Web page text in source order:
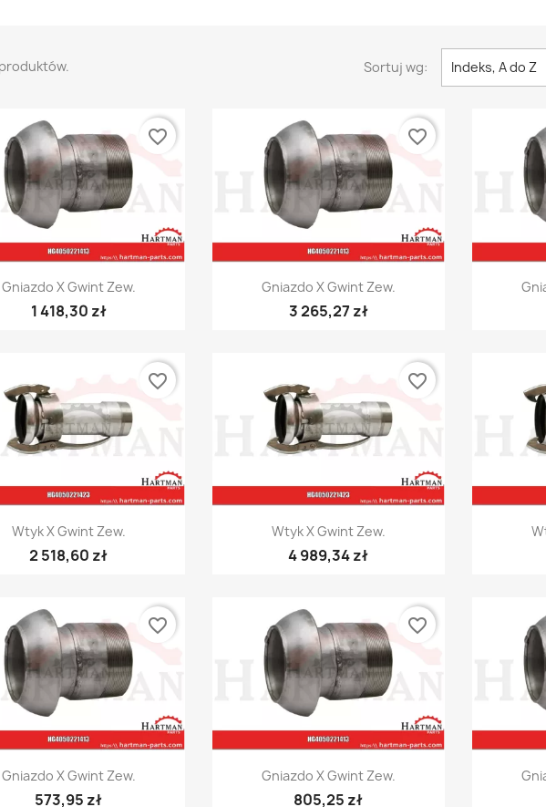
Sortuj wg: Indeks, A do Z
Szybki podgląd
Gniazdo X Gwint Zew.
1 418,30 zł
favorite_border
Szybki podgląd
Gniazdo X Gwint Zew.
3 265,27 zł
favorite_border

Szybki podgląd
Wtyk X Gwint Zew.
2 518,60 zł
favorite_border
Szybki podgląd
Wtyk X Gwint Zew.
4 989,34 zł
favorite_border

Szybki podgląd
Gniazdo X Gwint Zew.
573,95 zł
favorite_border
Szybki podgląd
Gniazdo X Gwint Zew.
805,25 zł
favorite_border
